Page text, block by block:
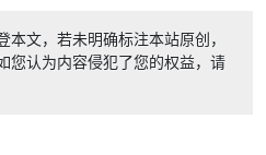
文，若未明确标注本站原创，
您认为内容侵犯了您的权益，请